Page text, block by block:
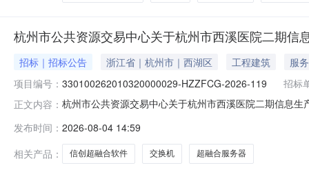
杭州市公共资源交易中心关于杭州市西溪医院二期信
招标｜招标公告 浙江省｜杭州市｜西湖区 工程建筑
服务
项目编号： 330100262010320000029-HZZFCG-2026-119 招标
正文内容： 杭州市公共资源交易中心关于杭州市西溪医院二期信息
传）投标文件。一、项目基本情况项目编号：
发布时间： 2026-08-04 14:59
相关产品：
信创超融合软件 交换机 超融合服务器